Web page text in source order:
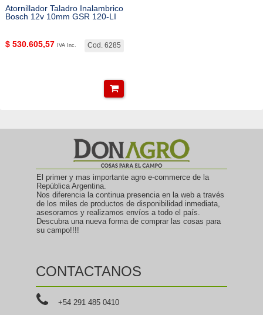
Atornillador Taladro Inalambrico
Bosch 12v 10mm GSR 120-LI
Cod. 6285
$ 530.605,57 IVA Inc.
El primer y mas importante agro e-commerce de la
República Argentina.
Nos diferencia la continua presencia en la web a través
de los miles de productos de disponibilidad inmediata,
asesoramos y realizamos envíos a todo el país.
Descubra una nueva forma de comprar las cosas para
su campo!!!!
CONTACTANOS
+54 291 485 0410